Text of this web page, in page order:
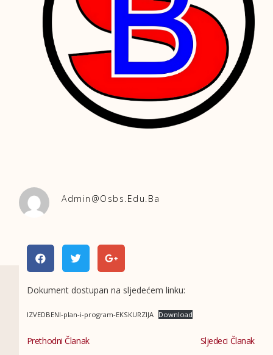
Admin@osbs.edu.ba
Dokument dostupan na sljedećem linku:
IZVEDBENI-plan-i-program-EKSKURZIJA Download
Prethodni Članak Sljedeci Članak